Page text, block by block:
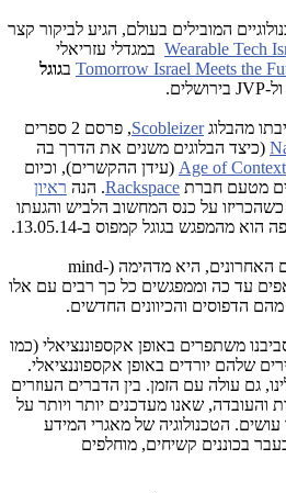
המובילים בעולם, הגיע לביקור קצר
Wearable Tech במגדלי עזריאלי
Tomorrow Israel Meets the בגוגל
JVP בירושלים.
מהבלוגScobleizer, פרסם 2 ספרים
(כיצד הבלוגים משנים את הדרך בה
Age of Context (עידן ההקשרים), וכיום
מטעם חברת Rackspace. הנה ראיון
על כנס המחשוב הלביש והגעתו
מהמפגש בגוגל קמפוס ב-13.05.14.
האחרונים, היא מדהימה (mind-
סטארטאפים עד כה וממפגשים כל כך רבים עם אלו
הדפוסים והכיוונים החדשים.
משתפרים באופן אקספוננציאלי (כמו
שלהם יורדים באופן אקספוננציאלי.
גם עולה עם הזמן. בין הדברים העוזרים
שאנו מעדכנים יותר ויותר על
הטכנולוגיה של מאגרי המידע
בכוננים קשיחים, מוחלפים